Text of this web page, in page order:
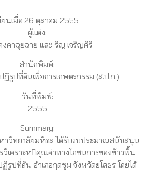
ยนเมื่อ 26 ตุลาคม 2555
ผู้แต่ง:
งคาฉุยฉาย และ ริญ เจริญศิริ
สำนักพิมพ์:
ฏิรูปที่ดินเพื่อการเกษตรกรรม (ส.ป.ก.)
วันที่พิมพ์:
2555
Summary:
าวิทยาลัยมหิดล ได้รับงบประมาณสนับสนุน
วิเคราะหคุณค่าทางโภชนการของข้าวพื้น
รูปที่ดิน อําเภอกุดชุม จังหวัดยโสธร โดยได้